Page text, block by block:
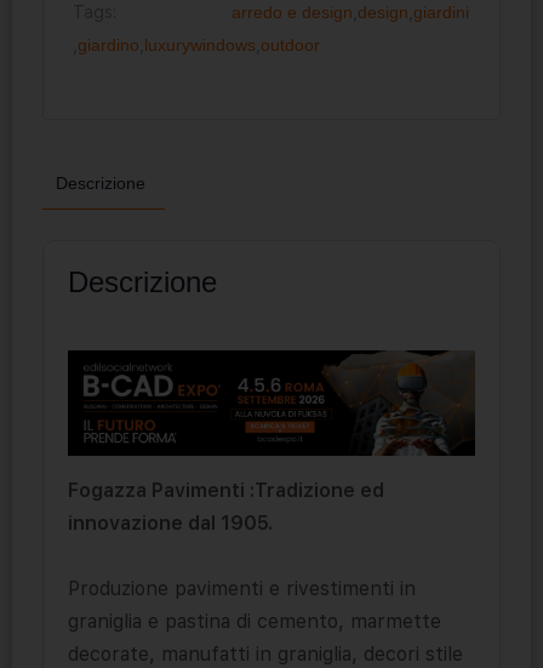
arredo e design design giardini
giardino luxurywindows outdoor
Descrizione
Descrizione
Fogazza Pavimenti :Tradizione ed
innovazione dal 1905.
Produzione pavimenti e rivestimenti in
graniglia e pastina di cemento, marmette
decorate, manufatti in graniglia, decori stile